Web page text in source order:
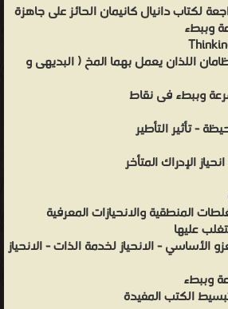
لكتاب دانيال كانيمان الحائز على جاهزة
وببطء
اللذان يعمل بهما المخ ( البديهى و
وببطء فى نقاط
المنطقية والانحيازات المعرفية
عليها
الأساسي - الانحياز لخدمة الذات - الانحياز
وببطء
الكتب المفيدة